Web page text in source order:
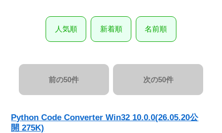
人気順 新着順 名前順
前の50件 次の50件
Python Code Converter Win32 10.0.0(26.05.20公
開 275K)